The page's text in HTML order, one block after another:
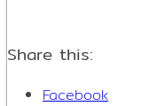
Share this:
Facebook